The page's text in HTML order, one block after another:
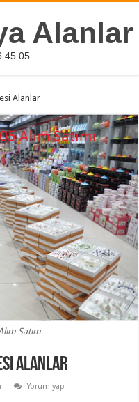
Alanlar
45 05
Alanlar
Satım
Alanlar
Yorum yap